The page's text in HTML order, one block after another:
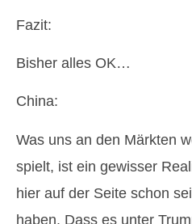
Fazit:
Bisher alles OK…
China:
Was uns an den Märkten
spielt, ist ein gewisser
hier auf der Seite schon
haben. Dass es unter